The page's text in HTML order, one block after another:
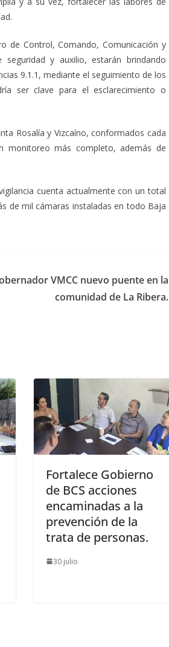
de Control, Comando, Comunicación y
y auxilio, estarán brindando
9.1.1, mediante el seguimiento de los
ser clave para el esclarecimiento o
Rosalía y Vizcaíno, conformados cada
más completo, además de
cuenta actualmente con un total
de mil cámaras instaladas en todo Baja
VMCC nuevo puente en la
comunidad de La Ribera.
Fortalece Gobierno
de BCS acciones
encaminadas a la
prevención de la
trata de personas.
30 julio